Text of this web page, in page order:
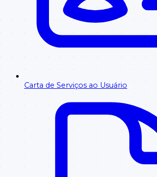
Carta de Serviços ao Usuário